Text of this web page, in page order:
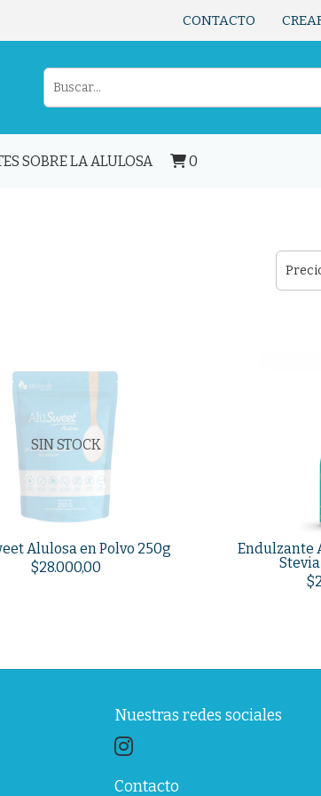
CONTACTO
SOBRE LA ALULOSA 0
SIN STOCK
Alulosa en Polvo 250g
$28.000,00
Endulzante
Nuestras redes sociales
Contacto